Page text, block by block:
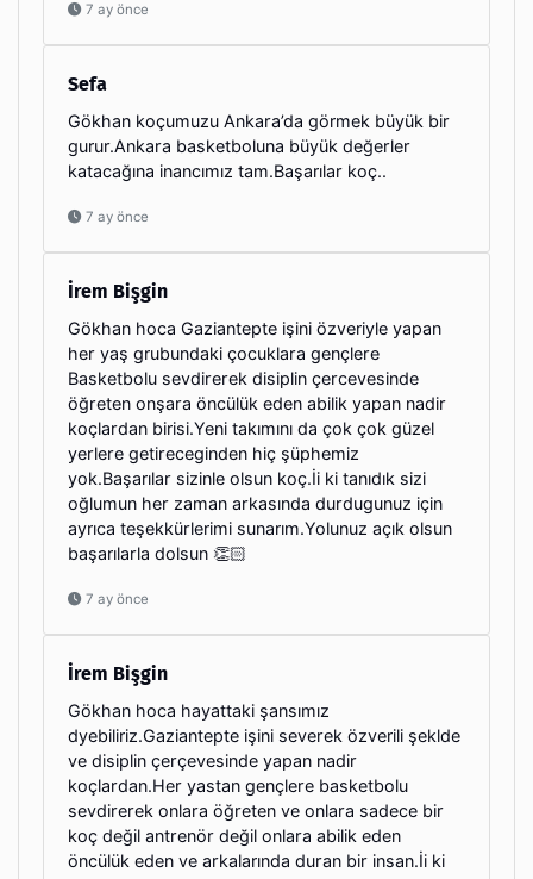
7 ay önce
Sefa
Gökhan koçumuzu Ankara’da görmek büyük bir
gurur.Ankara basketboluna büyük değerler
katacağına inancımız tam.Başarılar koç..
7 ay önce
İrem Bişgin
Gökhan hoca Gaziantepte işini özveriyle yapan
her yaş grubundaki çocuklara gençlere
Basketbolu sevdirerek disiplin çercevesinde
öğreten onşara öncülük eden abilik yapan nadir
koçlardan birisi.Yeni takımını da çok çok güzel
yerlere getireceginden hiç şüphemiz
yok.Başarılar sizinle olsun koç.İi ki tanıdık sizi
oğlumun her zaman arkasında durdugunuz için
ayrıca teşekkürlerimi sunarım.Yolunuz açık olsun
başarılarla dolsun 👏🏻
7 ay önce
İrem Bişgin
Gökhan hoca hayattaki şansımız
dyebiliriz.Gaziantepte işini severek özverili şeklde
ve disiplin çerçevesinde yapan nadir
koçlardan.Her yastan gençlere basketbolu
sevdirerek onlara öğreten ve onlara sadece bir
koç değil antrenör değil onlara abilik eden
öncülük eden ve arkalarında duran bir insan.İi ki